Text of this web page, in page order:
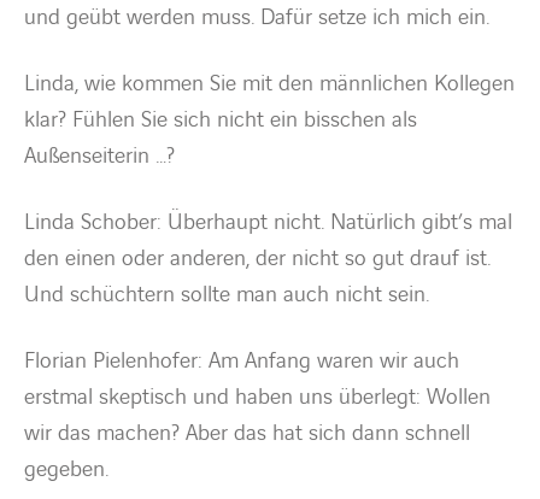
und geübt werden muss. Dafür setze ich mich ein.
Linda, wie kommen Sie mit den männlichen Kollegen
klar? Fühlen Sie sich nicht ein bisschen als
Außenseiterin …?
Linda Schober: Überhaupt nicht. Natürlich gibt’s mal
den einen oder anderen, der nicht so gut drauf ist.
Und schüchtern sollte man auch nicht sein.
Florian Pielenhofer: Am Anfang waren wir auch
erstmal skeptisch und haben uns überlegt: Wollen
wir das machen? Aber das hat sich dann schnell
gegeben.